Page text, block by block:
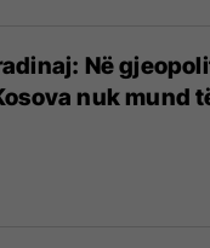
Në
nuk mund